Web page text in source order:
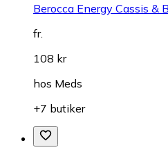
Berocca Energy Cassis &
fr.
108 kr
hos Meds
+7 butiker